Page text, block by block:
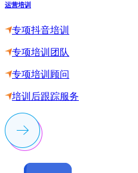
运营培训
专项抖音培训
专项培训团队
专项培训顾问
培训后跟踪服务